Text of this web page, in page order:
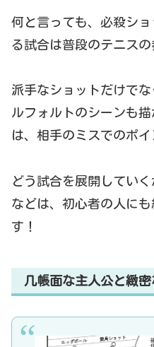
何と言っても、必殺シ
る試合は普段のテニスの
派手なショットだけで
ルフォルトのシーンも
は、相手のミスでのポイ
どう試合を展開してい
などは、初心者の人に
す！
几帳面な主人公と緻